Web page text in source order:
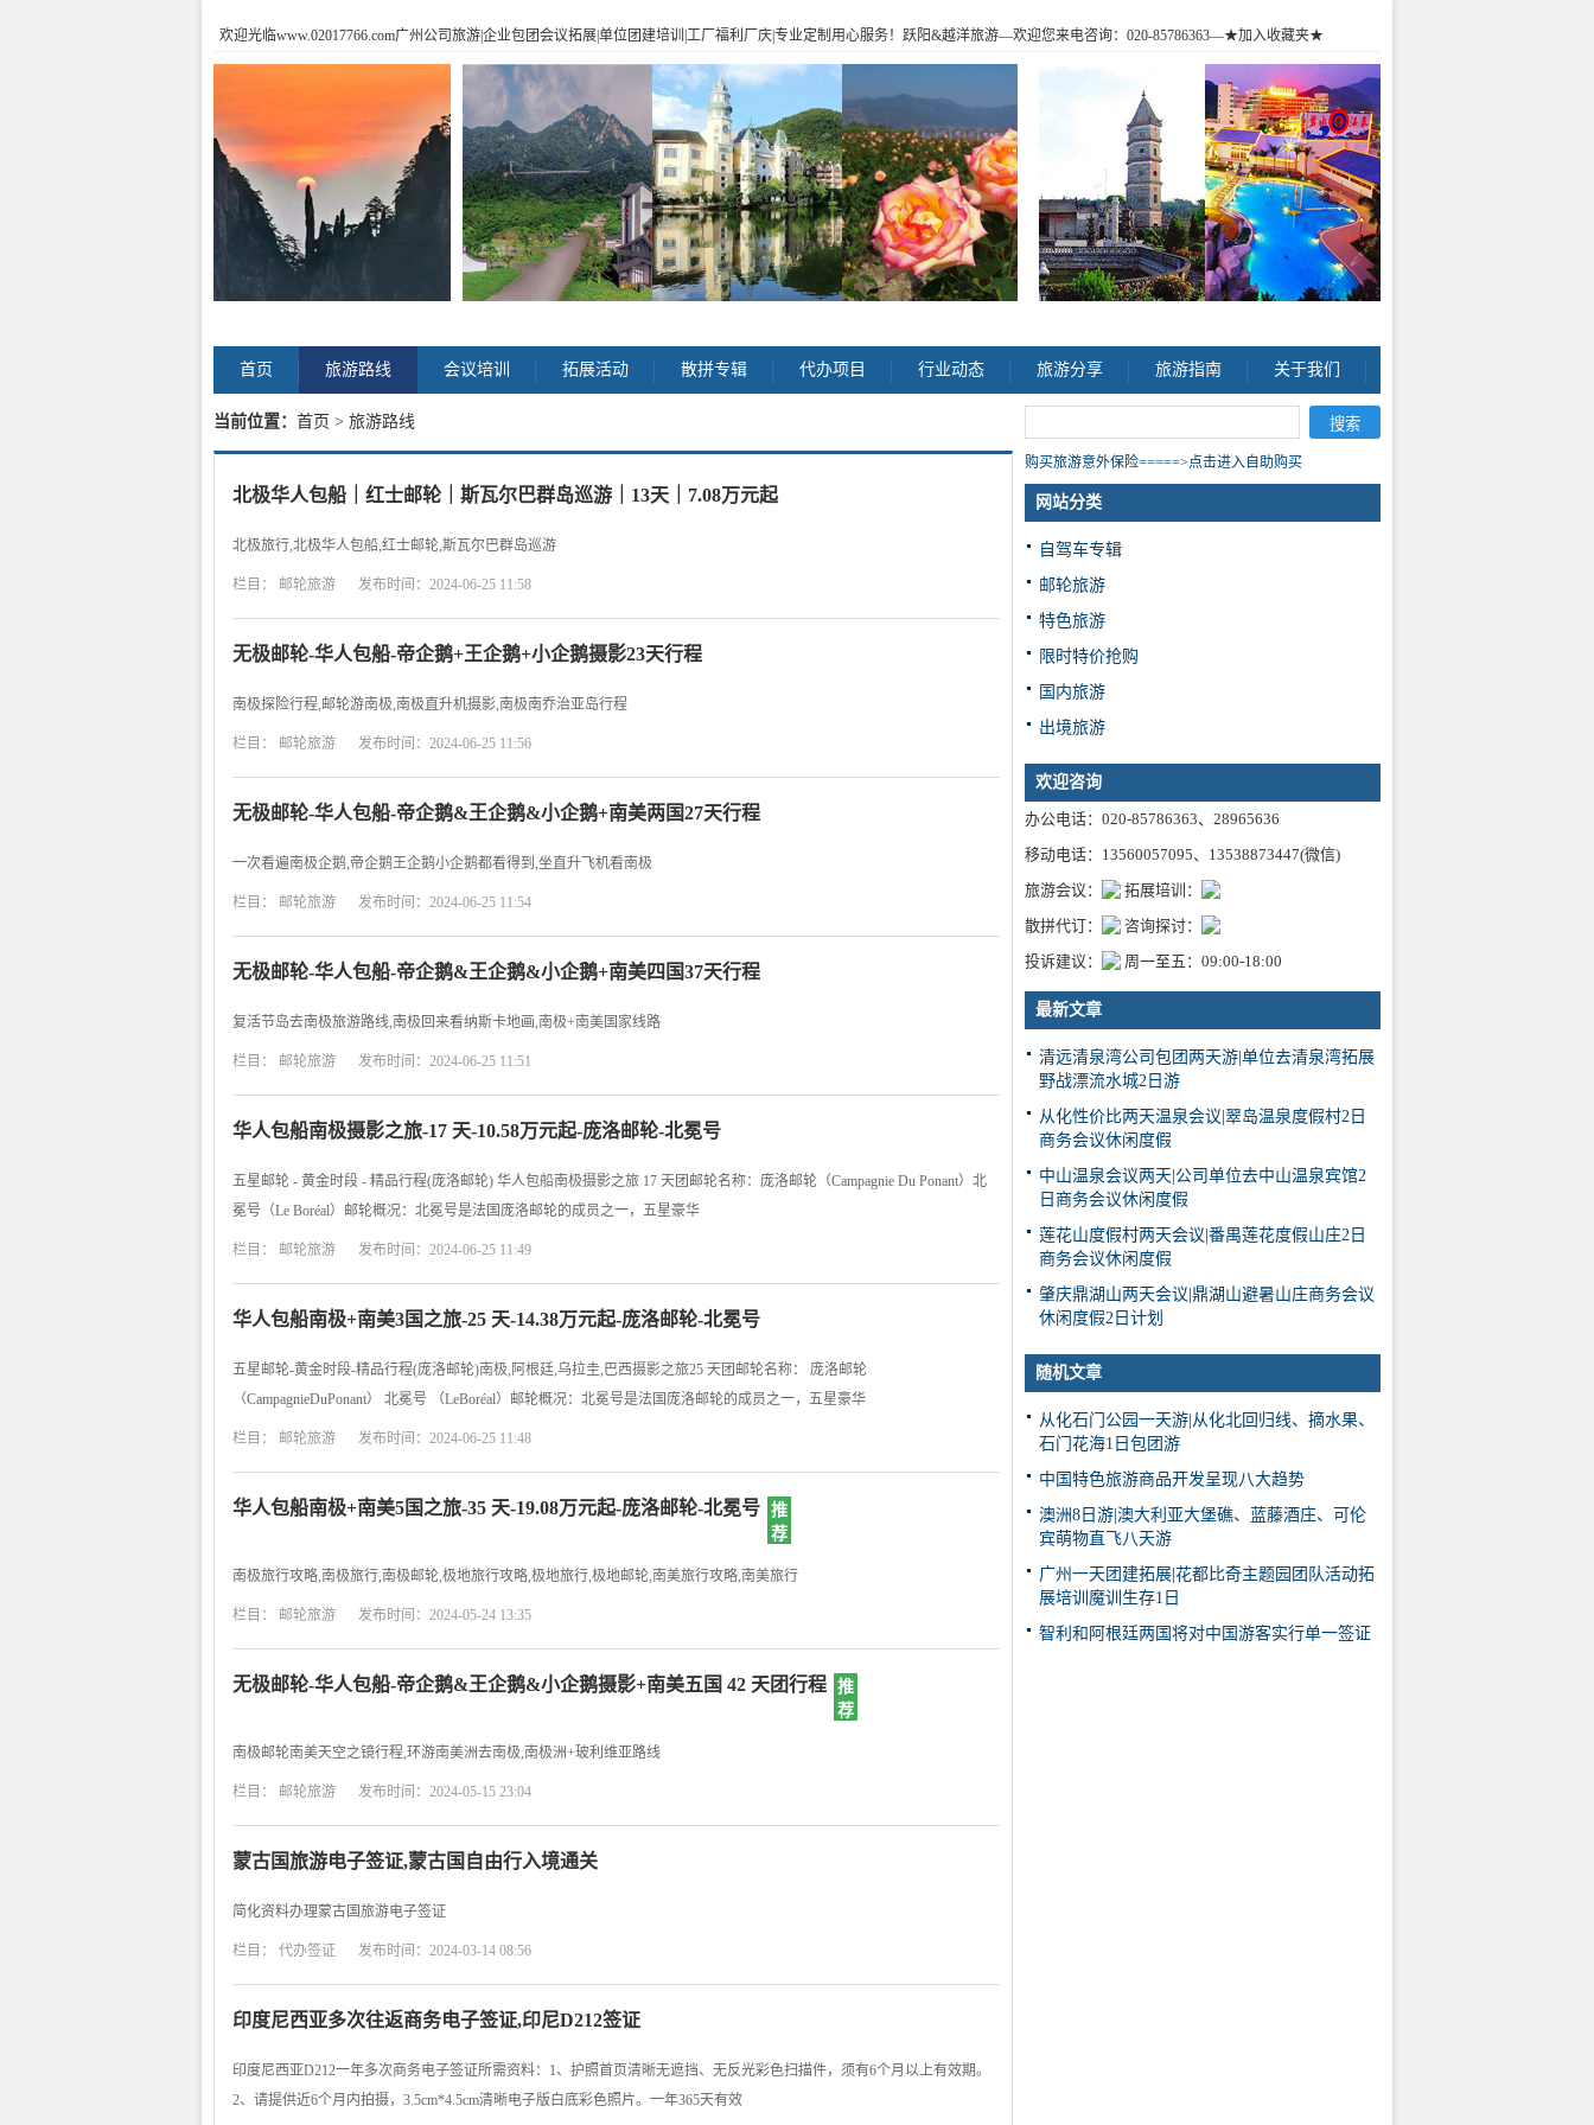
欢迎光临www.02017766.com广州公司旅游|企业包团会议拓展|单位团建培训|工厂福利厂庆|专业定制用心服务！跃阳&越洋旅游—欢迎您来电咨询：020-85786363—★加入收藏夹★
首页 旅游路线 会议培训 拓展活动 散拼专辑 代办项目 行业动态 旅游分享 旅游指南 关于我们
当前位置： 首页 > 旅游路线
北极华人包船｜红士邮轮｜斯瓦尔巴群岛巡游｜13天｜7.08万元起
北极旅行,北极华人包船,红士邮轮,斯瓦尔巴群岛巡游
栏目： 邮轮旅游 发布时间：2024-06-25 11:58
无极邮轮-华人包船-帝企鹅+王企鹅+小企鹅摄影23天行程
南极探险行程,邮轮游南极,南极直升机摄影,南极南乔治亚岛行程
栏目： 邮轮旅游 发布时间：2024-06-25 11:56
无极邮轮-华人包船-帝企鹅&王企鹅&小企鹅+南美两国27天行程
一次看遍南极企鹅,帝企鹅王企鹅小企鹅都看得到,坐直升飞机看南极
栏目： 邮轮旅游 发布时间：2024-06-25 11:54
无极邮轮-华人包船-帝企鹅&王企鹅&小企鹅+南美四国37天行程
复活节岛去南极旅游路线,南极回来看纳斯卡地画,南极+南美国家线路
栏目： 邮轮旅游 发布时间：2024-06-25 11:51
华人包船南极摄影之旅-17 天-10.58万元起-庞洛邮轮-北冕号
五星邮轮 - 黄金时段 - 精品行程(庞洛邮轮) 华人包船南极摄影之旅 17 天团邮轮名称：庞洛邮轮（Campagnie Du Ponant）北
冕号（Le Boréal）邮轮概况：北冕号是法国庞洛邮轮的成员之一，五星豪华
栏目： 邮轮旅游 发布时间：2024-06-25 11:49
华人包船南极+南美3国之旅-25 天-14.38万元起-庞洛邮轮-北冕号
五星邮轮-黄金时段-精品行程(庞洛邮轮)南极,阿根廷,乌拉圭,巴西摄影之旅25 天团邮轮名称： 庞洛邮轮
（CampagnieDuPonant） 北冕号 （LeBoréal）邮轮概况：北冕号是法国庞洛邮轮的成员之一，五星豪华
栏目： 邮轮旅游 发布时间：2024-06-25 11:48
推
荐
华人包船南极+南美5国之旅-35 天-19.08万元起-庞洛邮轮-北冕号
南极旅行攻略,南极旅行,南极邮轮,极地旅行攻略,极地旅行,极地邮轮,南美旅行攻略,南美旅行
栏目： 邮轮旅游 发布时间：2024-05-24 13:35
推
荐
无极邮轮-华人包船-帝企鹅&王企鹅&小企鹅摄影+南美五国 42 天团行程
南极邮轮南美天空之镜行程,环游南美洲去南极,南极洲+玻利维亚路线
栏目： 邮轮旅游 发布时间：2024-05-15 23:04
蒙古国旅游电子签证,蒙古国自由行入境通关
简化资料办理蒙古国旅游电子签证
栏目： 代办签证 发布时间：2024-03-14 08:56
印度尼西亚多次往返商务电子签证,印尼D212签证
印度尼西亚D212一年多次商务电子签证所需资料：1、护照首页清晰无遮挡、无反光彩色扫描件，须有6个月以上有效期。
2、请提供近6个月内拍摄，3.5cm*4.5cm清晰电子版白底彩色照片。一年365天有效
购买旅游意外保险=====>点击进入自助购买
网站分类
自驾车专辑
邮轮旅游
特色旅游
限时特价抢购
国内旅游
出境旅游
欢迎咨询
办公电话：020-85786363、28965636
移动电话：13560057095、13538873447(微信)
旅游会议：
拓展培训：
散拼代订：
咨询探讨：
投诉建议：
周一至五：09:00-18:00
最新文章
清远清泉湾公司包团两天游|单位去清泉湾拓展
野战漂流水城2日游
从化性价比两天温泉会议|翠岛温泉度假村2日
商务会议休闲度假
中山温泉会议两天|公司单位去中山温泉宾馆2
日商务会议休闲度假
莲花山度假村两天会议|番禺莲花度假山庄2日
商务会议休闲度假
肇庆鼎湖山两天会议|鼎湖山避暑山庄商务会议
休闲度假2日计划
随机文章
从化石门公园一天游|从化北回归线、摘水果、
石门花海1日包团游
中国特色旅游商品开发呈现八大趋势
澳洲8日游|澳大利亚大堡礁、蓝藤酒庄、可伦
宾萌物直飞八天游
广州一天团建拓展|花都比奇主题园团队活动拓
展培训魔训生存1日
智利和阿根廷两国将对中国游客实行单一签证